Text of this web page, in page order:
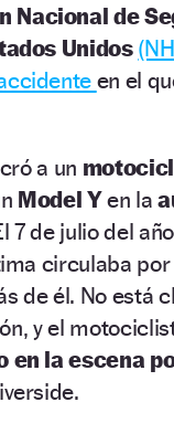
Nacional de
Unidos
en el
a un
Model Yen la
7 de julio del
circulaba
de él. No está
y el
en la escena